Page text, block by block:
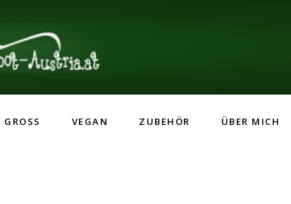
VEGAN ZUBEHÖR ÜBER MICH